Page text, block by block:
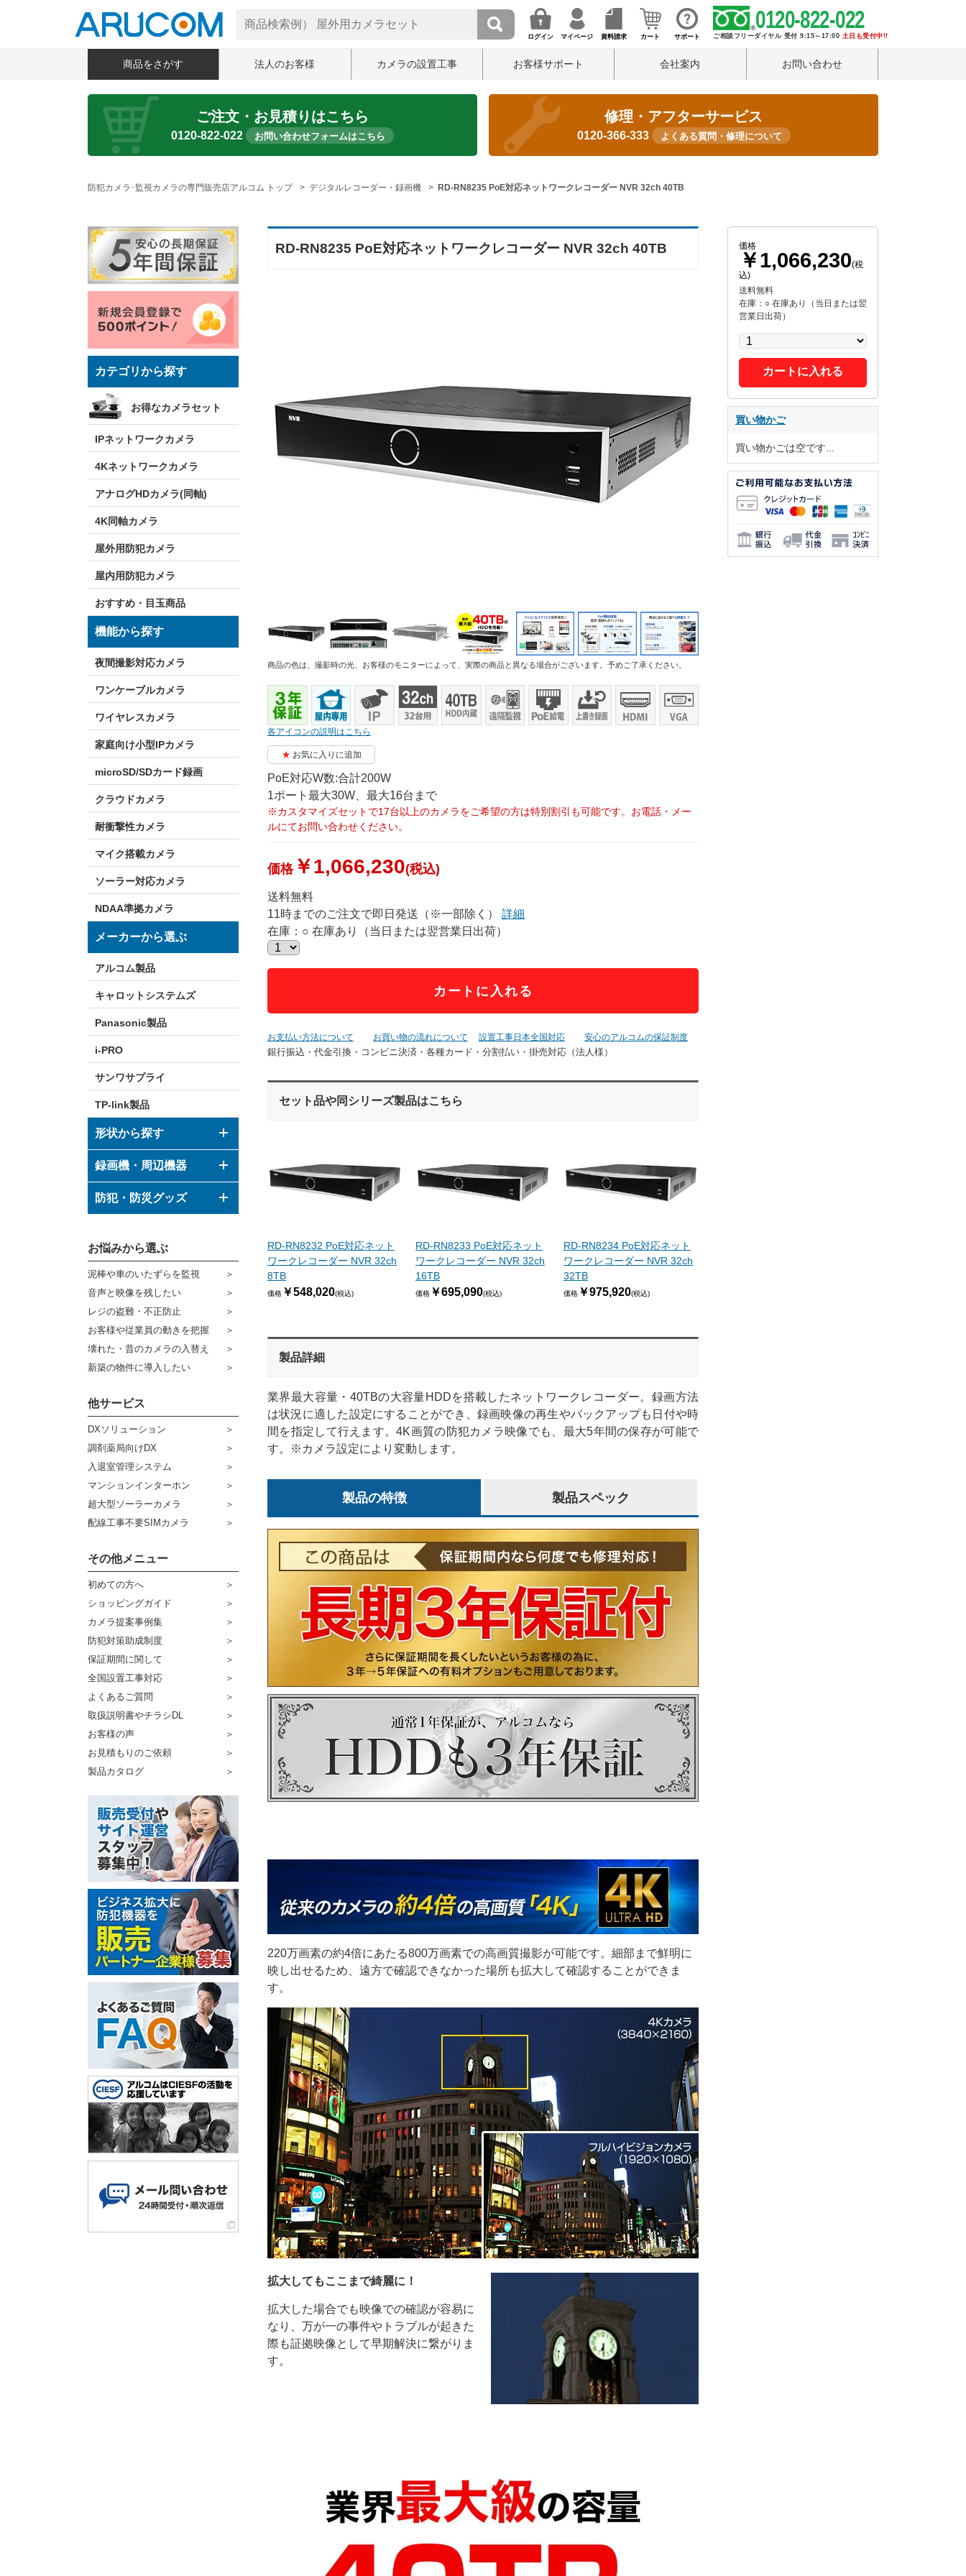
ログイン マイページ 資料請求 カート サポート
0120-822-022
ご相談フリーダイヤル 受付 9:15～17:00 土日も受付中!!
商品をさがす 法人のお客様 カメラの設置工事 お客様サポート 会社案内 お問い合わせ
ご注文・お見積りはこちら
0120-822-022 お問い合わせフォームはこちら
修理・アフターサービス
0120-366-333 よくある質問・修理について
防犯カメラ･監視カメラの専門販売店アルコム トップ デジタルレコーダー・録画機 RD-RN8235 PoE対応ネットワークレコーダー NVR 32ch 40TB
カテゴリから探す
お得なカメラセット
IPネットワークカメラ
4Kネットワークカメラ
アナログHDカメラ(同軸)
4K同軸カメラ
屋外用防犯カメラ
屋内用防犯カメラ
おすすめ・目玉商品
機能から探す
夜間撮影対応カメラ
ワンケーブルカメラ
ワイヤレスカメラ
家庭向け小型IPカメラ
microSD/SDカード録画
クラウドカメラ
耐衝撃性カメラ
マイク搭載カメラ
ソーラー対応カメラ
NDAA準拠カメラ
メーカーから選ぶ
アルコム製品
キャロットシステムズ
Panasonic製品
i-PRO
サンワサプライ
TP-link製品
形状から探す
ドーム型カメラ
ボックス型カメラ
その他形状のカメラ
録画機・周辺機器
デジタルレコーダー
ハウジング
ブラケット
ケーブル
コネクター
その他周辺機器
防犯・防災グッズ
防災グッズ
センサーライト・アラーム
防犯ステッカー
宅配ボックス
販売終了商品
お悩みから選ぶ
泥棒や車のいたずらを監視
音声と映像を残したい
レジの盗難・不正防止
お客様や従業員の動きを把握
壊れた・昔のカメラの入替え
新築の物件に導入したい
他サービス
DXソリューション
調剤薬局向けDX
入退室管理システム
マンションインターホン
超大型ソーラーカメラ
配線工事不要SIMカメラ
その他メニュー
初めての方へ
ショッピングガイド
カメラ提案事例集
防犯対策助成制度
保証期間に関して
全国設置工事対応
よくあるご質問
取扱説明書やチラシDL
お客様の声
お見積もりのご依頼
製品カタログ
RD-RN8235 PoE対応ネットワークレコーダー NVR 32ch 40TB
商品の色は、撮影時の光、お客様のモニターによって、実際の商品と異なる場合がございます。予めご了承ください。
各アイコンの説明はこちら
お気に入りに追加
PoE対応W数:合計200W
1ポート最大30W、最大16台まで
※カスタマイズセットで17台以上のカメラをご希望の方は特別割引も可能です。お電話・メー
ルにてお問い合わせください。
価格￥1,066,230(税込)
送料無料
11時までのご注文で即日発送（※一部除く） 詳細
在庫：○ 在庫あり（当日または翌営業日出荷）
カートに入れる
お支払い方法について お買い物の流れについて 設置工事日本全国対応 安心のアルコムの保証制度
銀行振込・代金引換・コンビニ決済・ 各種カード・分割払い・掛売対応（法人様）
セット品や同シリーズ製品はこちら
RD-RN8232 PoE対応ネット
ワークレコーダー NVR 32ch
8TB
価格 ￥548,020(税込)
RD-RN8233 PoE対応ネット
ワークレコーダー NVR 32ch
16TB
価格 ￥695,090(税込)
RD-RN8234 PoE対応ネット
ワークレコーダー NVR 32ch
32TB
価格 ￥975,920(税込)
製品詳細
業界最大容量・40TBの大容量HDDを搭載したネットワークレコーダー。録画方法
は状況に適した設定にすることができ、録画映像の再生やバックアップも日付や時
間を指定して行えます。4K画質の防犯カメラ映像でも、最大5年間の保存が可能で
す。※カメラ設定により変動します。
製品の特徴 製品スペック
220万画素の約4倍にあたる800万画素での高画質撮影が可能です。細部まで鮮明に
映し出せるため、遠方で確認できなかった場所も拡大して確認することができま
す。
拡大してもここまで綺麗に！
拡大した場合でも映像での確認が容易に
なり、万が一の事件やトラブルが起きた
際も証拠映像として早期解決に繋がりま
す。
価格
￥1,066,230(税
込)
送料無料
在庫：○ 在庫あり（当日または翌
営業日出荷）
カートに入れる
買い物かご
買い物かごは空です...